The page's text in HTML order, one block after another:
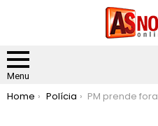
Menu
You are here:
Home Polícia PM prende foragido da justiça acusado de homicídio e tráfico de drogas no bairro São Pedro em Itabira